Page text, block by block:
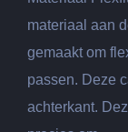
materiaal aan
gemaakt om
passen. Deze
achterkant.